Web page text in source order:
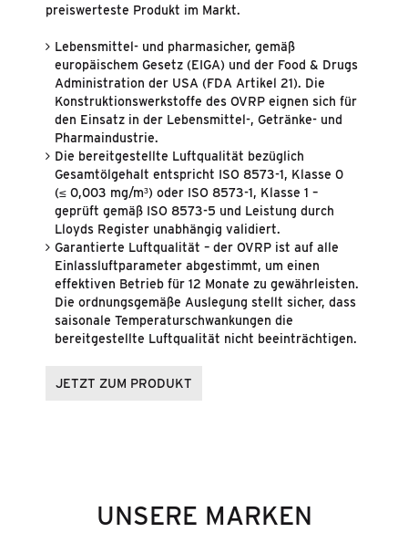
preiswerteste Produkt im Markt.
Lebensmittel- und pharmasicher, gemäß
europäischem Gesetz (EIGA) und der Food & Drugs
Administration der USA (FDA Artikel 21). Die
Konstruktionswerkstoffe des OVRP eignen sich für
den Einsatz in der Lebensmittel-, Getränke- und
Pharmaindustrie.
Die bereitgestellte Luftqualität bezüglich
Gesamtölgehalt entspricht ISO 8573-1, Klasse 0
(≤ 0,003 mg/m³) oder ISO 8573-1, Klasse 1 –
geprüft gemäß ISO 8573-5 und Leistung durch
Lloyds Register unabhängig validiert.
Garantierte Luftqualität – der OVRP ist auf alle
Einlassluftparameter abgestimmt, um einen
effektiven Betrieb für 12 Monate zu gewährleisten.
Die ordnungsgemäße Auslegung stellt sicher, dass
saisonale Temperaturschwankungen die
bereitgestellte Luftqualität nicht beeinträchtigen.
JETZT ZUM PRODUKT
UNSERE MARKEN